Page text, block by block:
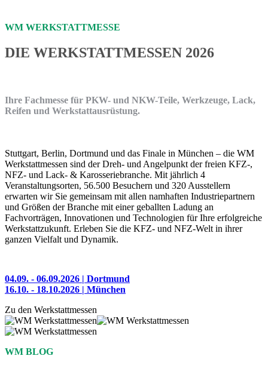
WM WERKSTATTMESSE
DIE WERKSTATTMESSEN 2026
Ihre Fachmesse für PKW- und NKW-Teile, Werkzeuge, Lack,
Reifen und Werkstattausrüstung.
Stuttgart, Berlin, Dortmund und das Finale in München – die WM
Werkstattmessen sind der Dreh- und Angelpunkt der freien KFZ-,
NFZ- und Lack- & Karosseriebranche. Mit jährlich 4
Veranstaltungsorten, 56.500 Besuchern und 320 Ausstellern
erwarten wir Sie gemeinsam mit allen namhaften Industriepartnern
und Größen der Branche mit einer geballten Ladung an
Fachvorträgen, Innovationen und Technologien für Ihre erfolgreiche
Werkstattzukunft. Erleben Sie die KFZ- und NFZ-Welt in ihrer
ganzen Vielfalt und Dynamik.
04.09. - 06.09.2026 | Dortmund
16.10. - 18.10.2026 | München
Zu den Werkstattmessen
WM BLOG